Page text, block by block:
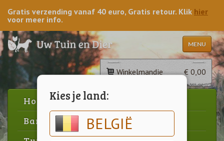
Kies je land:
BELGIË
Gratis verzending vanaf 40 euro, Gratis retour. Klik hier
voor meer info.
MENU
Winkelmandje € 0,00
Home
Barbecue